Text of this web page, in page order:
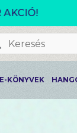
E-KÖNYVEK